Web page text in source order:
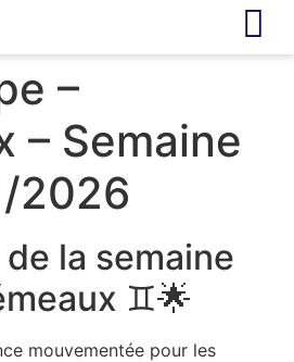
–
– Semaine
2026
la semaine
♊️🌟
mouvementée pour les